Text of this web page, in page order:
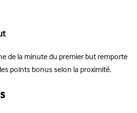
de la minute du premier but remporte
points bonus selon la proximité.